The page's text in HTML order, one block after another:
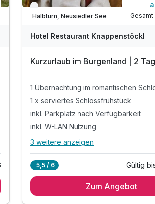
Verfügbar bis Dezember
Halbturn, Neusiedler See
Gesamt
Hotel Restaurant Knappenstöckl
Kurzurlaub im Burgenland | 2
1 Übernachtung im romantischen
1 x serviertes Schlossfrühstück
inkl. Parkplatz nach Verfügbarkeit
inkl. W-LAN Nutzung
Alle Inklusivleistungen
1 x serviertes Schlossfrühstück
3 weitere anzeigen
5,5 / 6 Gültig
Zum Angebot